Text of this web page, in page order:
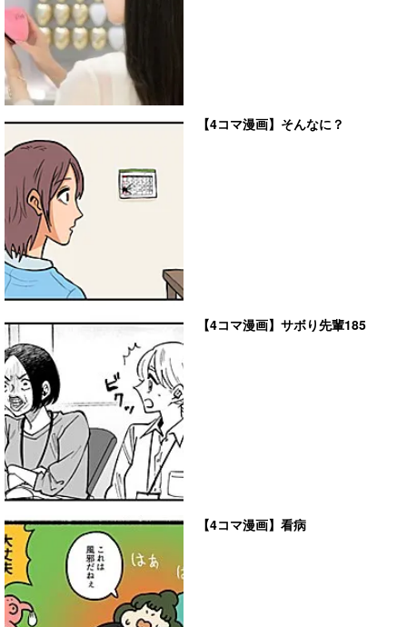
【4コマ漫画】そんなに？
【4コマ漫画】サボり先輩185
【4コマ漫画】看病